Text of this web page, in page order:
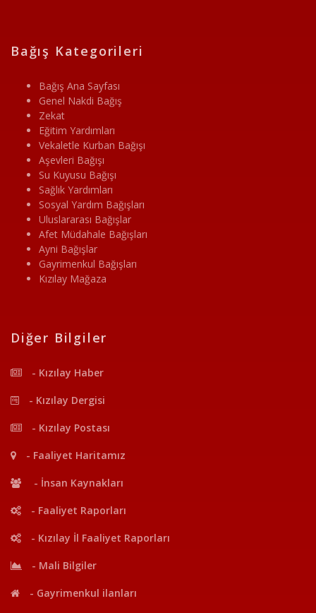
Bağış Kategorileri
Bağış Ana Sayfası
Genel Nakdi Bağış
Zekat
Eğitim Yardımları
Vekaletle Kurban Bağışı
Aşevleri Bağışı
Su Kuyusu Bağışı
Sağlık Yardımları
Sosyal Yardım Bağışları
Uluslararası Bağışlar
Afet Müdahale Bağışları
Ayni Bağışlar
Gayrimenkul Bağışları
Kızılay Mağaza
Diğer Bilgiler
- Kızılay Haber
- Kızılay Dergisi
- Kızılay Postası
- Faaliyet Haritamız
- İnsan Kaynakları
- Faaliyet Raporları
- Kızılay İl Faaliyet Raporları
- Mali Bilgiler
- Gayrimenkul ilanları